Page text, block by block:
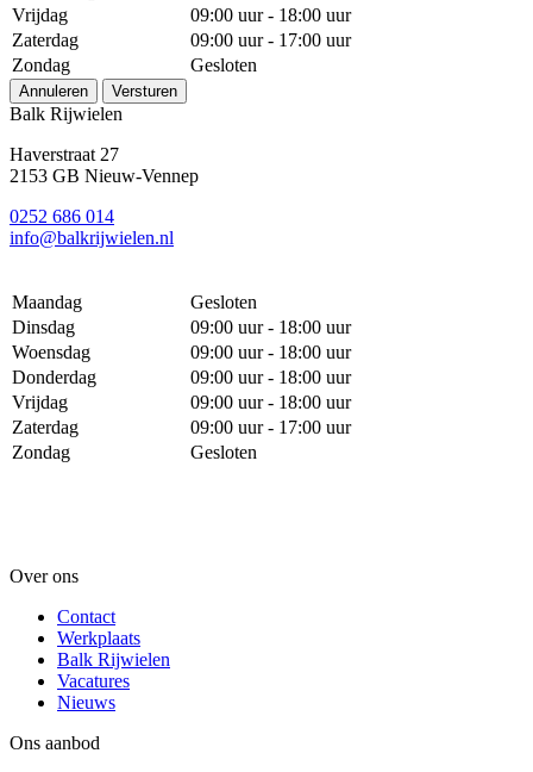
Vrijdag
09:00 uur - 18:00 uur
Zaterdag
09:00 uur - 17:00 uur
Zondag
Gesloten
Annuleren Versturen
Balk Rijwielen
Haverstraat 27
2153 GB Nieuw-Vennep
0252 686 014
info@balkrijwielen.nl
Maandag
Gesloten
Dinsdag
09:00 uur - 18:00 uur
Woensdag
09:00 uur - 18:00 uur
Donderdag
09:00 uur - 18:00 uur
Vrijdag
09:00 uur - 18:00 uur
Zaterdag
09:00 uur - 17:00 uur
Zondag
Gesloten
Over ons
Contact
Werkplaats
Balk Rijwielen
Vacatures
Nieuws
Ons aanbod